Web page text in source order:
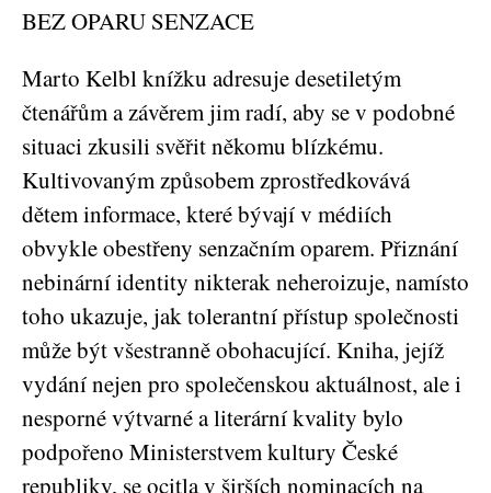
BEZ OPARU SENZACE
Marto Kelbl knížku adresuje desetiletým
čtenářům a závěrem jim radí, aby se v podobné
situaci zkusili svěřit někomu blízkému.
Kultivovaným způsobem zprostředkovává
dětem informace, které bývají v médiích
obvykle obestřeny senzačním oparem. Přiznání
nebinární identity nikterak neheroizuje, namísto
toho ukazuje, jak tolerantní přístup společnosti
může být všestranně obohacující. Kniha, jejíž
vydání nejen pro společenskou aktuálnost, ale i
nesporné výtvarné a literární kvality bylo
podpořeno Ministerstvem kultury České
republiky, se ocitla v širších nominacích na